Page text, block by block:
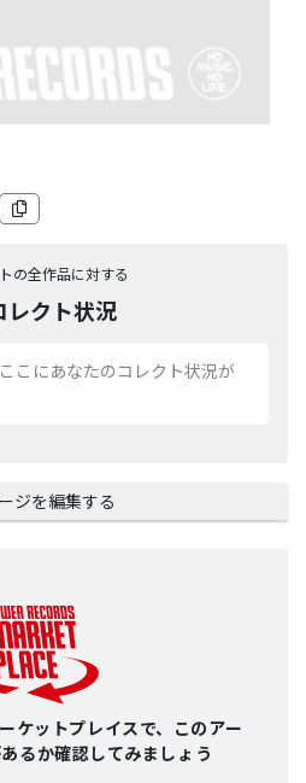
の全作品に対する
レクト状況
こにあなたのコレクト状況が
ジを編集する
ケットプレイスで、このアー
るか確認してみましょう